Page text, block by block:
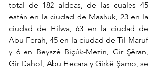
total de 182 aldeas, de las cuales 45
están en la ciudad de Mashuk, 23 en la
ciudad de Hilwa, 63 en la ciudad de
Abu Ferah, 45 en la ciudad de Til Maruf
y 6 en Beyazê Biçûk-Mezin, Gir Şêran,
Gir Dahol, Abu Hecara y Girkê Şamo, se